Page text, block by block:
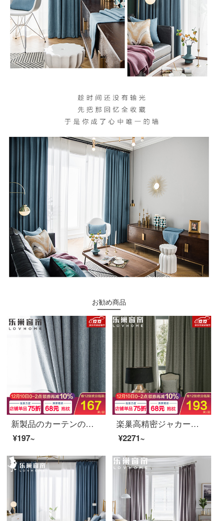
お勧め商品
新製品のカーテンの完成品の高遮光、厚いカーテンの布維尼卡提花カーテンの寝室のリビングルームの穴あけフックをカスタマイズしました。デニス灰色の0.1メートルの撮り直しです。遮光布は含まれていません。
¥197~
楽巢高精密ジャカードカーテン製品の遮光に厚いカーテンをかけて簡単に現代寝室のリビングカーテンのフック穴を作ってイメージの皮の紋様をカスタマイズします。灰色の1メートル幅の価格です。
¥2271~